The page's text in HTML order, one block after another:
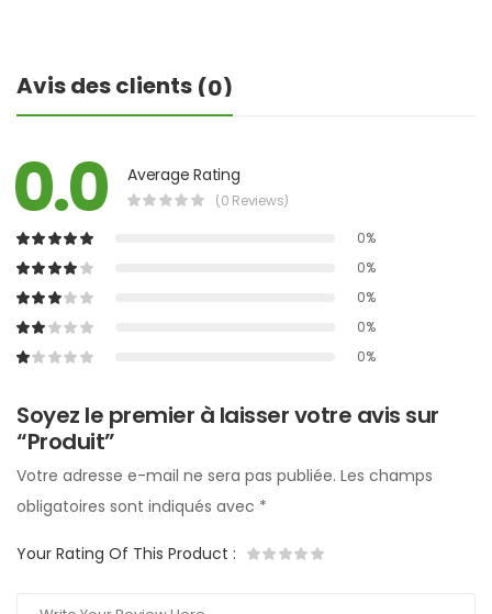
Avis des clients (0)
0.0 Average Rating
(0 Reviews)
0%
0%
0%
0%
0%
Soyez le premier à laisser votre avis sur
“Produit”
Votre adresse e-mail ne sera pas publiée. Les champs
obligatoires sont indiqués avec *
Your Rating Of This Product :